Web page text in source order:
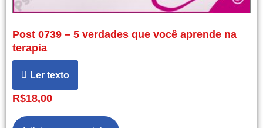
Post 0739 – 5 verdades que você aprende na
terapia
Ler texto
R$18,00